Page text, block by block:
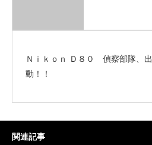
Ｎｉｋｏｎ Ｄ８０ 偵察部隊、出
動！！
関連記事